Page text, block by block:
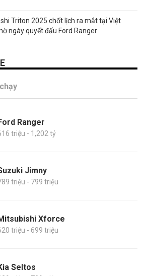
Triton 2025 chốt lịch ra mắt tại Việt
ngày quyết đấu Ford Ranger
Ranger
triệu - 1,202 tỷ
Jimny
triệu - 799 triệu
Xforce
triệu - 699 triệu
Seltos